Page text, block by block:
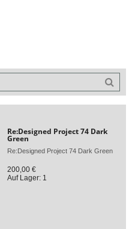
Re:Designed Project 74 Dark
Green
Re:Designed Project 74 Dark Green
200,00 €
Auf Lager: 1